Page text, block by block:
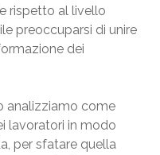
rispetto al livello
preoccuparsi di unire
dei
analizziamo come
lavoratori in modo
per sfatare quella